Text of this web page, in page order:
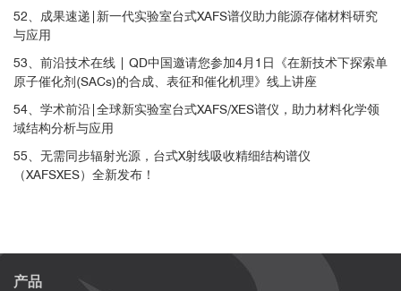
52、成果速递|新一代实验室台式XAFS谱仪助力能源存储材料研究
与应用
53、前沿技术在线 | QD中国邀请您参加4月1日《在新技术下探索单
原子催化剂(SACs)的合成、表征和催化机理》线上讲座
54、学术前沿|全球新实验室台式XAFS/XES谱仪，助力材料化学领
域结构分析与应用
55、无需同步辐射光源，台式X射线吸收精细结构谱仪
（XAFSXES）全新发布！
产品